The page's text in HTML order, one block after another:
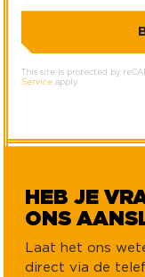
This site is protected by
Service apply.
HEB JE
ONS
Laat het ons
direct via de